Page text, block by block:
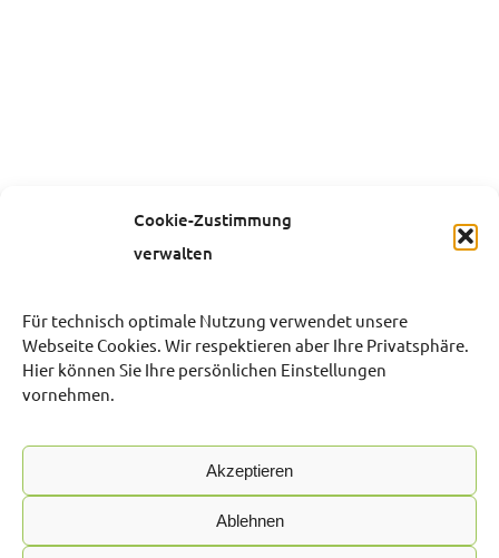
Cookie-Zustimmung
verwalten
Für technisch optimale Nutzung verwendet unsere
Webseite Cookies. Wir respektieren aber Ihre Privatsphäre.
Hier können Sie Ihre persönlichen Einstellungen
vornehmen.
Akzeptieren
Ablehnen